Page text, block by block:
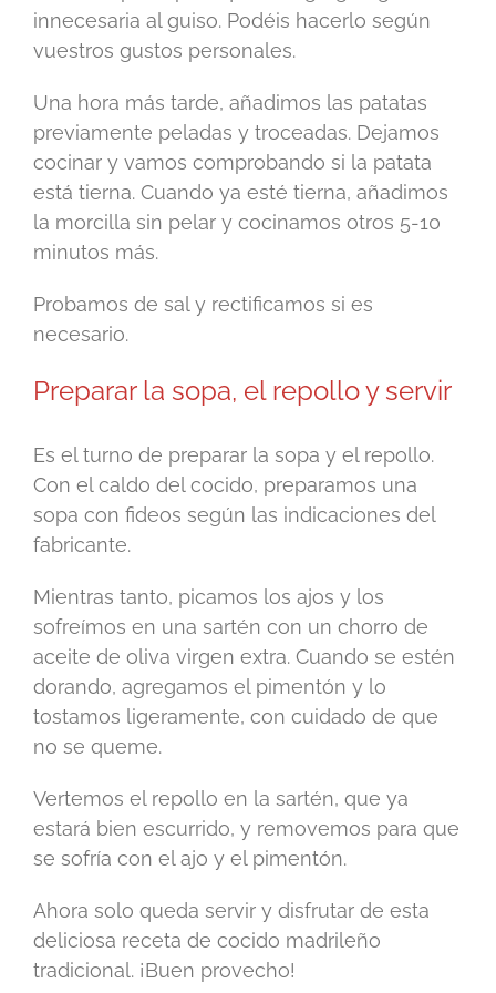
innecesaria al guiso. Podéis hacerlo según
vuestros gustos personales.
Una hora más tarde, añadimos las patatas
previamente peladas y troceadas. Dejamos
cocinar y vamos comprobando si la patata
está tierna. Cuando ya esté tierna, añadimos
la morcilla sin pelar y cocinamos otros 5-10
minutos más.
Probamos de sal y rectificamos si es
necesario.
Preparar la sopa, el repollo y servir
Es el turno de preparar la sopa y el repollo.
Con el caldo del cocido, preparamos una
sopa con fideos según las indicaciones del
fabricante.
Mientras tanto, picamos los ajos y los
sofreímos en una sartén con un chorro de
aceite de oliva virgen extra. Cuando se estén
dorando, agregamos el pimentón y lo
tostamos ligeramente, con cuidado de que
no se queme.
Vertemos el repollo en la sartén, que ya
estará bien escurrido, y removemos para que
se sofría con el ajo y el pimentón.
Ahora solo queda servir y disfrutar de esta
deliciosa receta de cocido madrileño
tradicional. ¡Buen provecho!